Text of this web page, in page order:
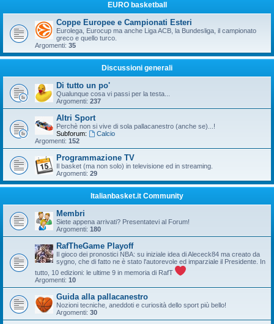
EURO basketball
Coppe Europee e Campionati Esteri
Eurolega, Eurocup ma anche Liga ACB, la Bundesliga, il campionato
greco e quello turco.
Argomenti: 35
Discussioni generali
Di tutto un po'
Qualunque cosa vi passi per la testa...
Argomenti: 237
Altri Sport
Perchè non si vive di sola pallacanestro (anche se)...!
Subforum:
Calcio
Argomenti: 152
Programmazione TV
Il basket (ma non solo) in televisione ed in streaming.
Argomenti: 29
Italianbasket.it Community
Membri
Siete appena arrivati? Presentatevi al Forum!
Argomenti: 180
RafTheGame Playoff
Il gioco dei pronostici NBA: su iniziale idea di Alececk84 ma creato da
sygno, che di fatto ne è stato l'autorevole ed imparziale il Presidente. In
tutto, 10 edizioni: le ultime 9 in memoria di RafT
Argomenti: 10
Guida alla pallacanestro
Nozioni tecniche, aneddoti e curiosità dello sport più bello!
Argomenti: 30